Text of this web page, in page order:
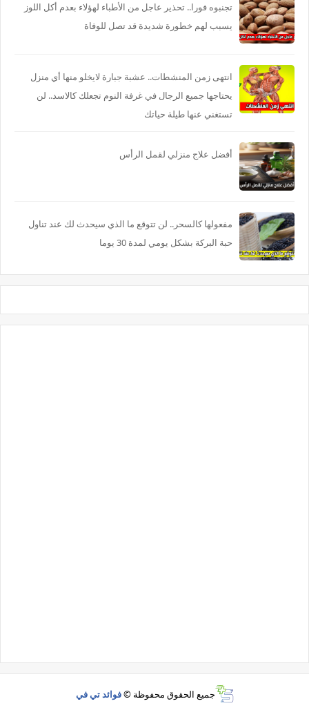
تجنبوه فورا.. تحذير عاجل من الأطباء لهؤلاء بعدم أكل اللوز
يسبب لهم خطورة شديدة قد تصل للوفاة
انتهى زمن المنشطات.. عشبة جبارة لايخلو منها أي منزل
يحتاجها جميع الرجال في غرفة النوم تجعلك كالاسد.. لن
تستغني عنها طيلة حياتك
أفضل علاج منزلي لقمل الرأس
مفعولها كالسحر.. لن تتوقع ما الذي سيحدث لك عند تناول
حبة البركة بشكل يومي لمدة 30 يوما
جميع الحقوق محفوظة ©فوائد تي في